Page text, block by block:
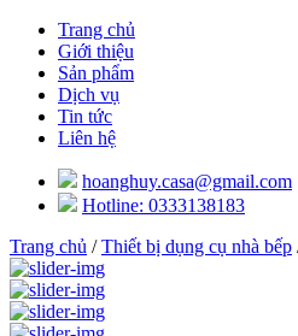
Trang chủ
Giới thiệu
Sản phẩm
Dịch vụ
Tin tức
Liên hệ
hoanghuy.casa@gmail.com
Hotline: 0333138183
Trang chủ /Thiết bị dụng cụ nhà bếp